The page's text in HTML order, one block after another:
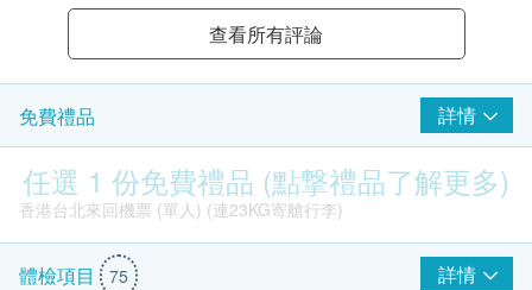
查看所有評論
免費禮品 詳情
任選 1 份免費禮品 (點撃禮品了解更多)
香港台北來回機票 (單人) (連23KG寄艙行李)
體檢項目 75 詳情